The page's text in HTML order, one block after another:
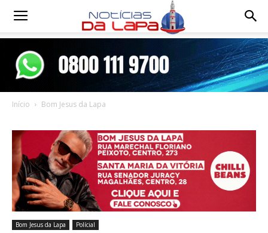
Notícias
Início Bom Jesus da Lapa
Bom Jesus da Lapa Polícial